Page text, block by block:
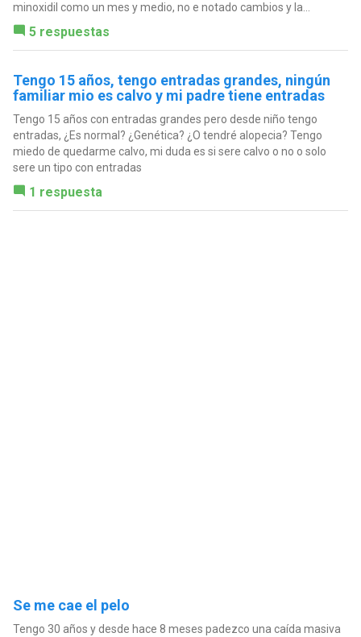
minoxidil como un mes y medio, no e notado cambios y la...
5 respuestas
Tengo 15 años, tengo entradas grandes, ningún
familiar mio es calvo y mi padre tiene entradas
Tengo 15 años con entradas grandes pero desde niño tengo
entradas, ¿Es normal? ¿Genética? ¿O tendré alopecia? Tengo
miedo de quedarme calvo, mi duda es si sere calvo o no o solo
sere un tipo con entradas
1 respuesta
Se me cae el pelo
Tengo 30 años y desde hace 8 meses padezco una caída masiva